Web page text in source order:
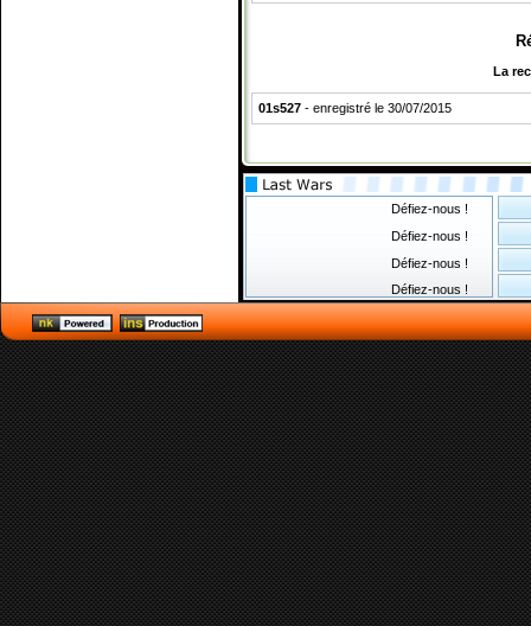
La
01s527 - enregistré le 30/07/2015
Défiez-nous !
Défiez-nous !
Défiez-nous !
Défiez-nous !